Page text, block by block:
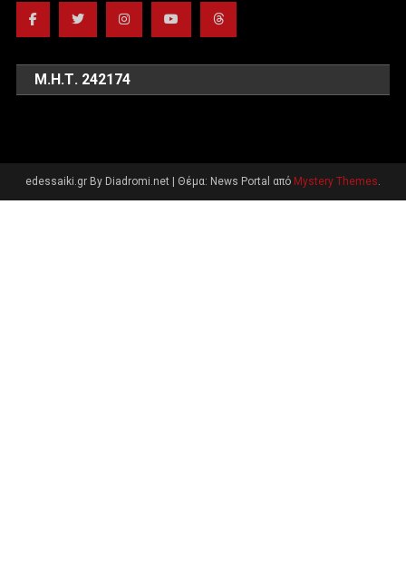
Μ.Η.Τ. 242174
edessaiki.gr By Diadromi.net Θέμα: News Portal από Mystery Themes.